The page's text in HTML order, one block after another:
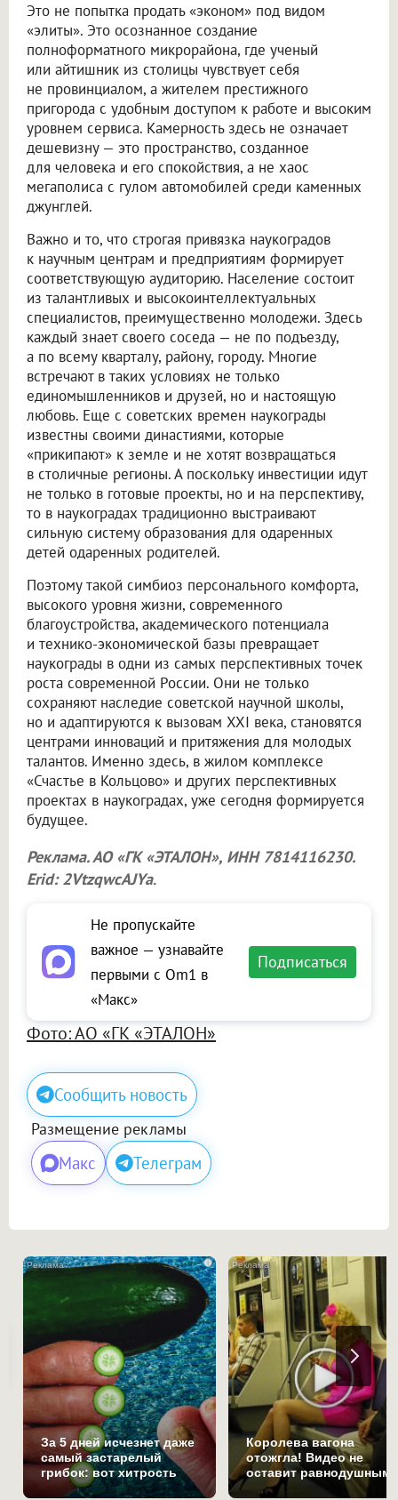
Это не попытка продать «эконом» под видом
«элиты». Это осознанное создание
полноформатного микрорайона, где ученый
или айтишник из столицы чувствует себя
не провинциалом, а жителем престижного
пригорода с удобным доступом к работе и высоким
уровнем сервиса. Камерность здесь не означает
дешевизну — это пространство, созданное
для человека и его спокойствия, а не хаос
мегаполиса с гулом автомобилей среди каменных
джунглей.
Важно и то, что строгая привязка наукоградов
к научным центрам и предприятиям формирует
соответствующую аудиторию. Население состоит
из талантливых и высокоинтеллектуальных
специалистов, преимущественно молодежи. Здесь
каждый знает своего соседа — не по подъезду,
а по всему кварталу, району, городу. Многие
встречают в таких условиях не только
единомышленников и друзей, но и настоящую
любовь. Еще с советских времен наукограды
известны своими династиями, которые
«прикипают» к земле и не хотят возвращаться
в столичные регионы. А поскольку инвестиции идут
не только в готовые проекты, но и на перспективу,
то в наукоградах традиционно выстраивают
сильную систему образования для одаренных
детей одаренных родителей.
Поэтому такой симбиоз персонального комфорта,
высокого уровня жизни, современного
благоустройства, академического потенциала
и технико-экономической базы превращает
наукограды в одни из самых перспективных точек
роста современной России. Они не только
сохраняют наследие советской научной школы,
но и адаптируются к вызовам XXI века, становятся
центрами инноваций и притяжения для молодых
талантов. Именно здесь, в жилом комплексе
«Счастье в Кольцово» и других перспективных
проектах в наукоградах, уже сегодня формируется
будущее.
Реклама. АО «ГК «ЭТАЛОН», ИНН 7814116230.
Erid: 2VtzqwcAJYa.
Не пропускайте
важное — узнавайте
первыми с Om1 в
«Макс»
Подписаться
Фото: АО «ГК «ЭТАЛОН»
Сообщить новость
Размещение рекламы
Макс Телеграм
i
За 5 дней исчезнет даже
самый застарелый
грибок: вот хитрость
Королева вагона
отожгла! Видео не
оставит равнодушным